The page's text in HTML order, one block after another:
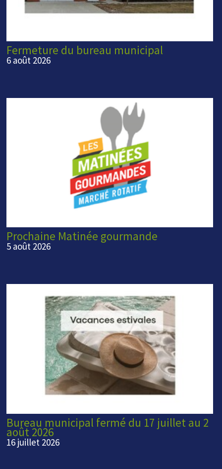
Fermeture du bureau municipal
6 août 2026
Prochaine Matinée gourmande
5 août 2026
Bureau municipal fermé du 17 juillet au 2
août 2026
16 juillet 2026